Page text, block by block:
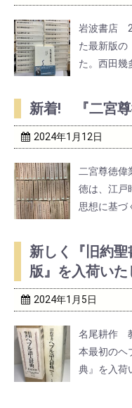
岩波書店
た最新版の
た。西田幾
業後に旧
た後、京
年 ...
新着! 『二宮尊
2024年1月12日
二宮尊徳
徳は、江戸
思想に基づ
す。尊徳
次郎とい
ら文句を言
新しく『旧約
版』を入荷いた
2024年1月5日
名尾耕作
本最初のヘ
典』を入荷